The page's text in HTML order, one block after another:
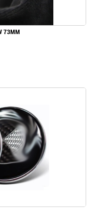
73MM